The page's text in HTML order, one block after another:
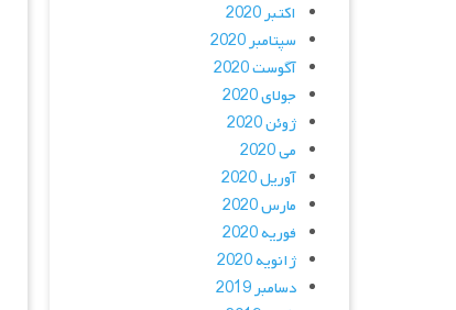
اکتبر 2020
سپتامبر 2020
آگوست 2020
جولای 2020
ژوئن 2020
می 2020
آوریل 2020
مارس 2020
فوریه 2020
ژانویه 2020
دسامبر 2019